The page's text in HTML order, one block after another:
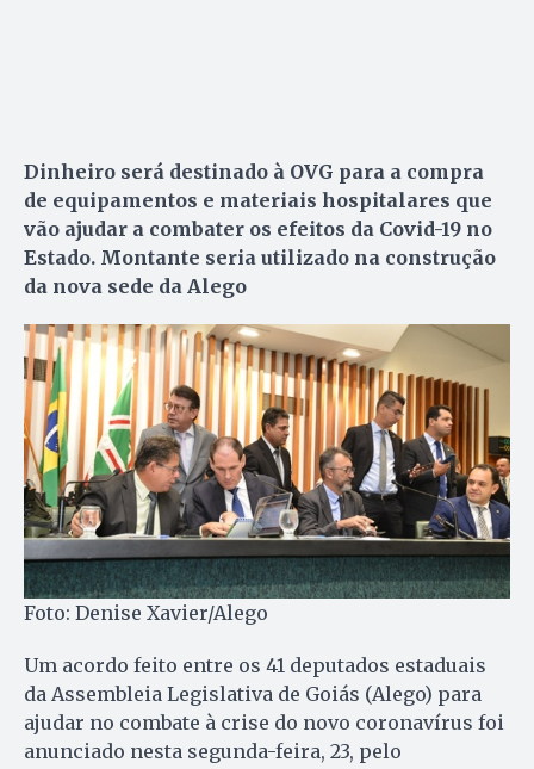
Dinheiro será destinado à OVG para a compra
de equipamentos e materiais hospitalares que
vão ajudar a combater os efeitos da Covid-19 no
Estado. Montante seria utilizado na construção
da nova sede da Alego
Foto: Denise Xavier/Alego
Um acordo feito entre os 41 deputados estaduais
da Assembleia Legislativa de Goiás (Alego) para
ajudar no combate à crise do novo coronavírus foi
anunciado nesta segunda-feira, 23, pelo